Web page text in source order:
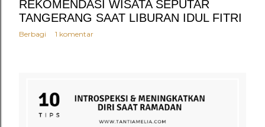
REKOMENDASI WISATA SEPUTAR
TANGERANG SAAT LIBURAN IDUL FITRI
Berbagi 1 komentar